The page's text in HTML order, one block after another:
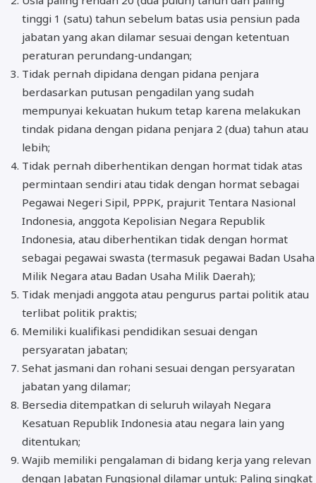
tinggi 1 (satu) tahun sebelum batas usia pensiun pada
jabatan yang akan dilamar sesuai dengan ketentuan
peraturan perundang-undangan;
Tidak pernah dipidana dengan pidana penjara
berdasarkan putusan pengadilan yang sudah
mempunyai kekuatan hukum tetap karena melakukan
tindak pidana dengan pidana penjara 2 (dua) tahun atau
lebih;
Tidak pernah diberhentikan dengan hormat tidak atas
permintaan sendiri atau tidak dengan hormat sebagai
Pegawai Negeri Sipil, PPPK, prajurit Tentara Nasional
Indonesia, anggota Kepolisian Negara Republik
Indonesia, atau diberhentikan tidak dengan hormat
sebagai pegawai swasta (termasuk pegawai Badan Usaha
Milik Negara atau Badan Usaha Milik Daerah);
Tidak menjadi anggota atau pengurus partai politik atau
terlibat politik praktis;
Memiliki kualifikasi pendidikan sesuai dengan
persyaratan jabatan;
Sehat jasmani dan rohani sesuai dengan persyaratan
jabatan yang dilamar;
Bersedia ditempatkan di seluruh wilayah Negara
Kesatuan Republik Indonesia atau negara lain yang
ditentukan;
Wajib memiliki pengalaman di bidang kerja yang relevan
dengan Jabatan Fungsional dilamar untuk: Paling singkat